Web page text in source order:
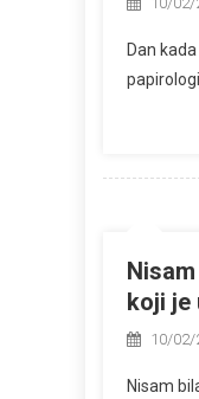
Dan
koji je
10/02/
Nisam